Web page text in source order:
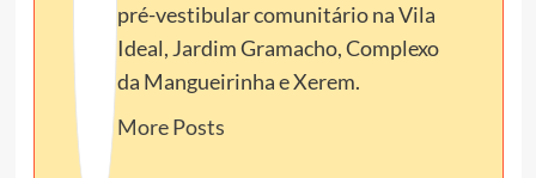
pré-vestibular comunitário na Vila
Ideal, Jardim Gramacho, Complexo
da Mangueirinha e Xerem.
More Posts